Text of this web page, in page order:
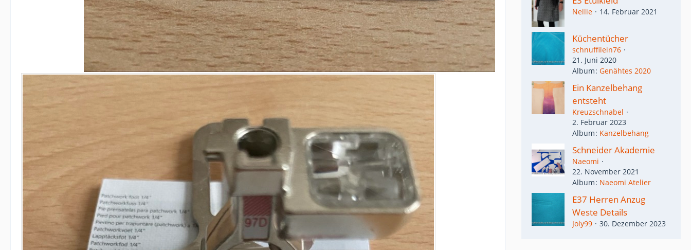
Nellie 14. Februar 2021
Küchentücher
schnuffilein76
21. Juni 2020
Album Genähtes 2020
Ein Kanzelbehang
entsteht
Kreuzschnabel
2. Februar 2023
Album Kanzelbehang
Schneider Akademie
Naeomi
22. November 2021
Album Naeomi Atelier
E37 Herren Anzug
Weste Details
Joly99 30. Dezember 2023